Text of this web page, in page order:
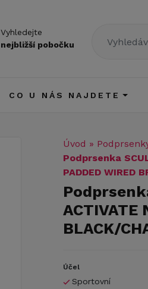
Vyhledejte
nejbližší pobočku
CO U NÁS NAJDETE
Úvod »
Podprsenka
PADDED WIRED
ACTIVATE
BLACK/
Účel
Sportovní